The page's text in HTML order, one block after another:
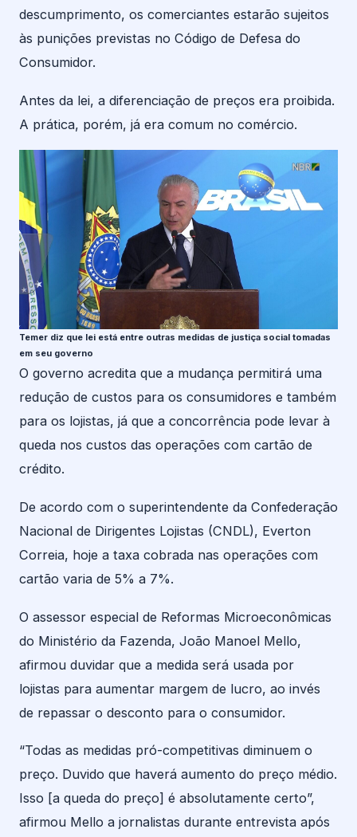
descumprimento, os comerciantes estarão sujeitos
às punições previstas no Código de Defesa do
Consumidor.
Antes da lei, a diferenciação de preços era proibida.
A prática, porém, já era comum no comércio.
Temer diz que lei está entre outras medidas de justiça social tomadas
em seu governo
O governo acredita que a mudança permitirá uma
redução de custos para os consumidores e também
para os lojistas, já que a concorrência pode levar à
queda nos custos das operações com cartão de
crédito.
De acordo com o superintendente da Confederação
Nacional de Dirigentes Lojistas (CNDL), Everton
Correia, hoje a taxa cobrada nas operações com
cartão varia de 5% a 7%.
O assessor especial de Reformas Microeconômicas
do Ministério da Fazenda, João Manoel Mello,
afirmou duvidar que a medida será usada por
lojistas para aumentar margem de lucro, ao invés
de repassar o desconto para o consumidor.
“Todas as medidas pró-competitivas diminuem o
preço. Duvido que haverá aumento do preço médio.
Isso [a queda do preço] é absolutamente certo”,
afirmou Mello a jornalistas durante entrevista após